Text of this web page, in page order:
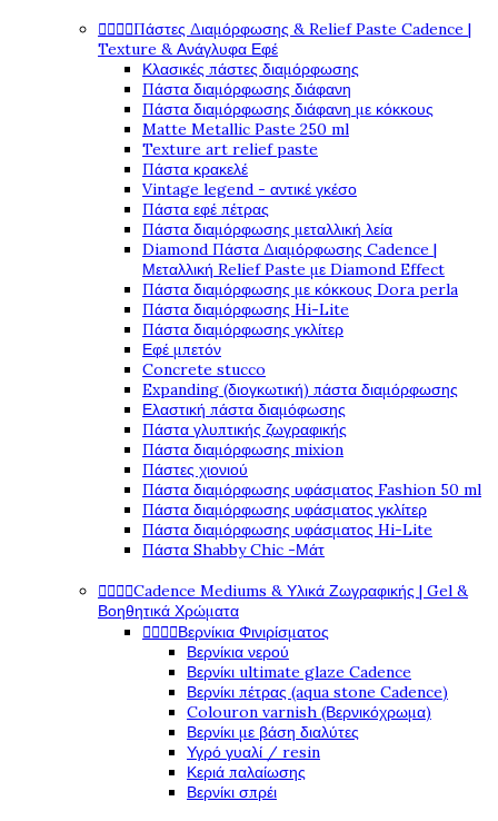
Πάστες Διαμόρφωσης & Relief Paste Cadence |
Texture & Ανάγλυφα Εφέ
Κλασικές πάστες διαμόρφωσης
Πάστα διαμόρφωσης διάφανη
Πάστα διαμόρφωσης διάφανη με κόκκους
Matte Metallic Paste 250 ml
Texture art relief paste
Πάστα κρακελέ
Vintage legend - αντικέ γκέσο
Πάστα εφέ πέτρας
Πάστα διαμόρφωσης μεταλλική λεία
Diamond Πάστα Διαμόρφωσης Cadence |
Μεταλλική Relief Paste με Diamond Effect
Πάστα διαμόρφωσης με κόκκους Dora perla
Πάστα διαμόρφωσης Hi-Lite
Πάστα διαμόρφωσης γκλίτερ
Εφέ μπετόν
Concrete stucco
Expanding (διογκωτική) πάστα διαμόρφωσης
Ελαστική πάστα διαμόφωσης
Πάστα γλυπτικής ζωγραφικής
Πάστα διαμόρφωσης mixion
Πάστες χιονιού
Πάστα διαμόρφωσης υφάσματος Fashion 50 ml
Πάστα διαμόρφωσης υφάσματος γκλίτερ
Πάστα διαμόρφωσης υφάσματος Hi-Lite
Πάστα Shabby Chic -Μάτ
Cadence Mediums & Υλικά Ζωγραφικής | Gel &
Βοηθητικά Χρώματα
Βερνίκια Φινιρίσματος
Βερνίκια νερού
Βερνίκι ultimate glaze Cadence
Βερνίκι πέτρας (aqua stone Cadence)
Colouron varnish (Βερνικόχρωμα)
Βερνίκι με βάση διαλύτες
Υγρό γυαλί / resin
Κεριά παλαίωσης
Βερνίκι σπρέι